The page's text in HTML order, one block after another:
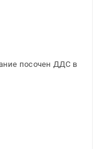
посочен ДДС в